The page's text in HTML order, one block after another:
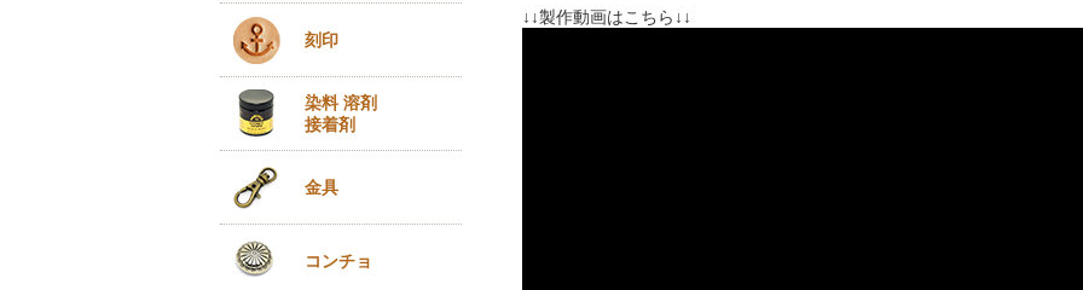
↓↓製作動画はこちら↓↓
刻印
染料 溶剤
接着剤
金具
コンチョ